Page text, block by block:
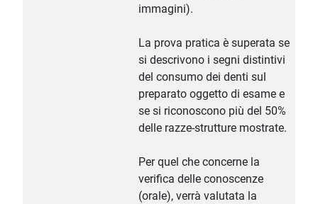
immagini).
La prova pratica è superata se
si descrivono i segni distintivi
del consumo dei denti sul
preparato oggetto di esame e
se si riconoscono più del 50%
delle razze-strutture mostrate.
Per quel che concerne la
verifica delle conoscenze
(orale), verrà valutata la